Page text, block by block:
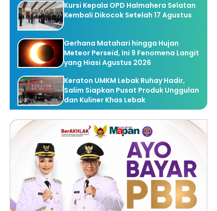
Kursi Kepala OPD Halmahera Selatan
Kembali Dikocok Setelah 17 Agustus
Gerhana Matahari hingga Hujan
Meteor Perseid, Ini 9 Fenomena Langit
yang Hiasi Agustus 2026
Keraton UMKM Lebak Ruhay Hadir,
Salim Siapkan Pusat Produk Unggulan
dan Kuliner Khas Lebak